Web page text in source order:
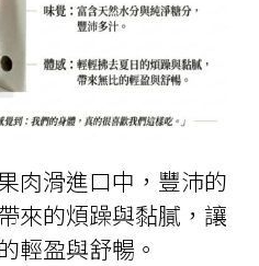
肉滑進口中，豐沛的
來的煩躁與黏膩，讓
輕盈與舒暢。